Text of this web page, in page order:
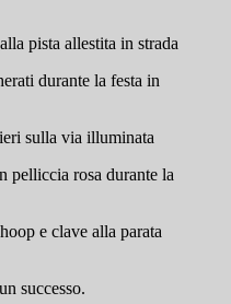
successo.